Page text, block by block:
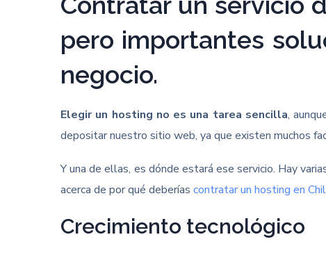
pero importantes
negocio.
Elegir un hosting no es una tarea sencilla,
depositar nuestro sitio web, ya que existen muchos
Y una de ellas, es dónde estará ese servicio. Hay
acerca de por qué deberías contratar un hosting en
Crecimiento tecnológico